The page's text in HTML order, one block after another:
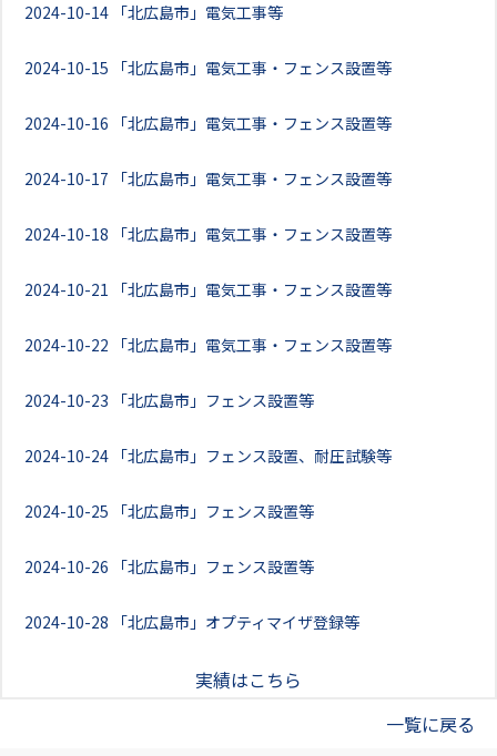
2024-10-14 「北広島市」電気工事等
2024-10-15 「北広島市」電気工事・フェンス設置等
2024-10-16 「北広島市」電気工事・フェンス設置等
2024-10-17 「北広島市」電気工事・フェンス設置等
2024-10-18 「北広島市」電気工事・フェンス設置等
2024-10-21 「北広島市」電気工事・フェンス設置等
2024-10-22 「北広島市」電気工事・フェンス設置等
2024-10-23 「北広島市」フェンス設置等
2024-10-24 「北広島市」フェンス設置、耐圧試験等
2024-10-25 「北広島市」フェンス設置等
2024-10-26 「北広島市」フェンス設置等
2024-10-28 「北広島市」オプティマイザ登録等
実績はこちら
一覧に戻る